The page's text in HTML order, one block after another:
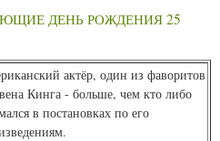
ДЕНЬ РОЖДЕНИЯ 25
актёр, один из фаворитов
Кинга - больше, чем кто либо
в постановках по его